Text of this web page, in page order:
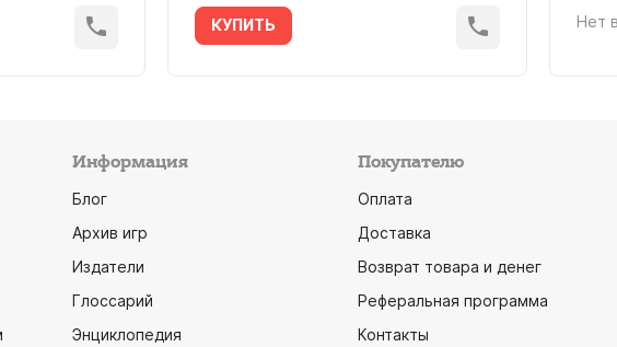
КУПИТЬ Нет
Информация
Блог
Архив игр
Издатели
Глоссарий
Энциклопедия
Покупателю
Оплата
Доставка
Возврат товара и денег
Реферальная программа
Контакты